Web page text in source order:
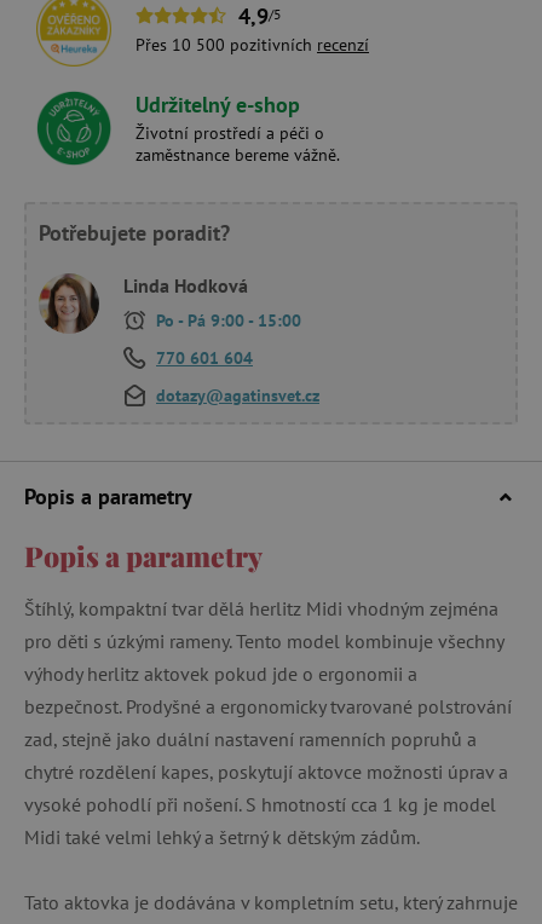
4,9/5
Přes 10 500 pozitivních recenzí
Udržitelný e-shop
Životní prostředí a péči o
zaměstnance bereme vážně.
Potřebujete poradit?
Linda Hodková
Po - Pá 9:00 - 15:00
770 601 604
dotazy@agatinsvet.cz
Popis a parametry
Popis a parametry
Štíhlý, kompaktní tvar dělá herlitz Midi vhodným zejména
pro děti s úzkými rameny. Tento model kombinuje všechny
výhody herlitz aktovek pokud jde o ergonomii a
bezpečnost. Prodyšné a ergonomicky tvarované polstrování
zad, stejně jako duální nastavení ramenních popruhů a
chytré rozdělení kapes, poskytují aktovce možnosti úprav a
vysoké pohodlí při nošení. S hmotností cca 1 kg je model
Midi také velmi lehký a šetrný k dětským zádům.
Tato aktovka je dodávána v kompletním setu, který zahrnuje